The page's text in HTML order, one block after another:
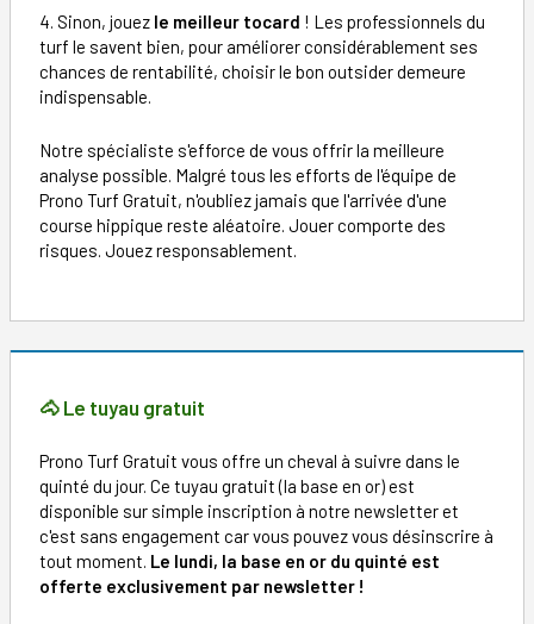
4. Sinon, jouez le meilleur tocard ! Les professionnels du
turf le savent bien, pour améliorer considérablement ses
chances de rentabilité, choisir le bon outsider demeure
indispensable.
Notre spécialiste s'efforce de vous offrir la meilleure
analyse possible. Malgré tous les efforts de l'équipe de
Prono Turf Gratuit, n'oubliez jamais que l'arrivée d'une
course hippique reste aléatoire. Jouer comporte des
risques. Jouez responsablement.
🐴 Le tuyau gratuit
Prono Turf Gratuit vous offre un cheval à suivre dans le
quinté du jour. Ce tuyau gratuit (la base en or) est
disponible sur simple inscription à notre newsletter et
c'est sans engagement car vous pouvez vous désinscrire à
tout moment. Le lundi, la base en or du quinté est
offerte exclusivement par newsletter !